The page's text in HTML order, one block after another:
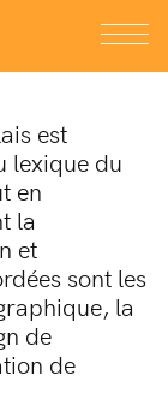
est
lexique du
en
la
et
sont les
la
de
de